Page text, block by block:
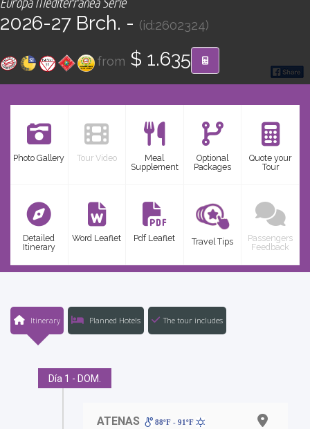
Find your Tour
2026-27 Brch. - (id:2602324)
from $ 1.635
Photo Gallery Tour Video
Meal
Supplement
Optional
Packages
Quote your
Tour
Detailed
Itinerary
Word Leaflet Pdf Leaflet Travel Tips
Passengers
Feedback
Itinerary Planned Hotels The tour includes
Día 1 - DOM.
ATENAS 88ºF - 91ºF